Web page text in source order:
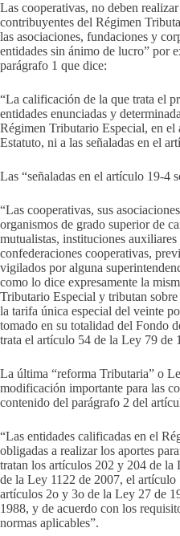
Las cooperativas, no deben
contribuyentes del Régimen
las asociaciones, fundaciones y
entidades sin ánimo de lucro” por
parágrafo 1 que dice:
“La calificación de la que trata el
entidades enunciadas y
Régimen Tributario Especial, en
Estatuto, ni a las señaladas en el
Las “señaladas en el artículo 19-4
“Las cooperativas, sus
organismos de grado superior de
mutualistas, instituciones
confederaciones cooperativas,
vigilados por alguna
como lo dice expresamente la
Tributario Especial y tributan sobre
la tarifa única especial del veinte
tomado en su totalidad del Fondo
trata el artículo 54 de la Ley 79 de
La última “reforma Tributaria” o
modificación importante para las
contenido del parágrafo 2 del
“Las entidades calificadas en el
obligadas a realizar los aportes
tratan los artículos 202 y 204 de la
de la Ley 1122 de 2007, el
artículos 2o y 3o de la Ley 27 de
1988, y de acuerdo con los
normas aplicables”.